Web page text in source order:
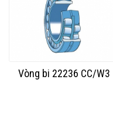
Vòng bi 22236 CC/W3